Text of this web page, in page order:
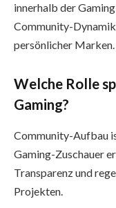
innerhalb der
Community-
persönlicher Marken.
Welche Rolle
Gaming?
Community-Aufbau
Gaming-Zuschauer
Transparenz und
Projekten.